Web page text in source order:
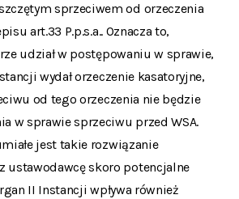
sprzeciwem od orzeczenia
art.33 P.p.s.a.. Oznacza to,
udział w postępowaniu w sprawie,
wydał orzeczenie kasatoryjne,
od tego orzeczenia nie będzie
w sprawie sprzeciwu przed WSA.
jest takie rozwiązanie
ustawodawcę skoro potencjalne
II Instancji wpływa również